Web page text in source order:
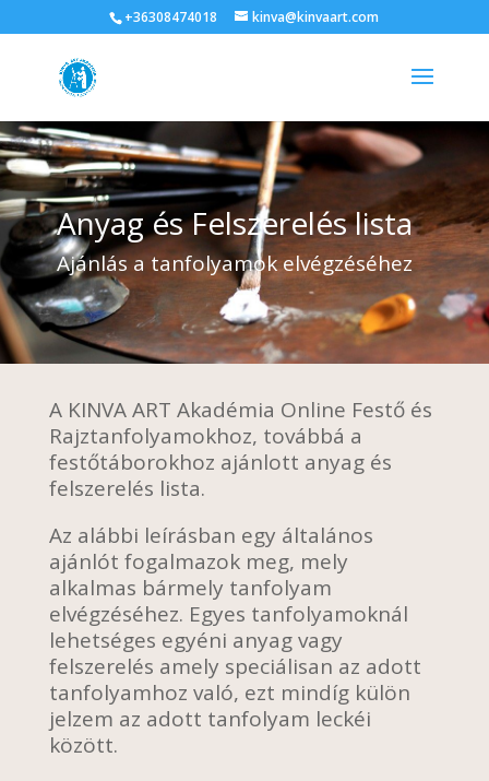
+36308474018 kinva@kinvaart.com
Anyag és Felszerelés lista
Ajánlás a tanfolyamok elvégzéséhez
A KINVA ART Akadémia Online Festő és
Rajztanfolyamokhoz, továbbá a
festőtáborokhoz ajánlott anyag és
felszerelés lista.
Az alábbi leírásban egy általános
ajánlót fogalmazok meg, mely
alkalmas bármely tanfolyam
elvégzéséhez. Egyes tanfolyamoknál
lehetséges egyéni anyag vagy
felszerelés amely speciálisan az adott
tanfolyamhoz való, ezt mindíg külön
jelzem az adott tanfolyam leckéi
között.